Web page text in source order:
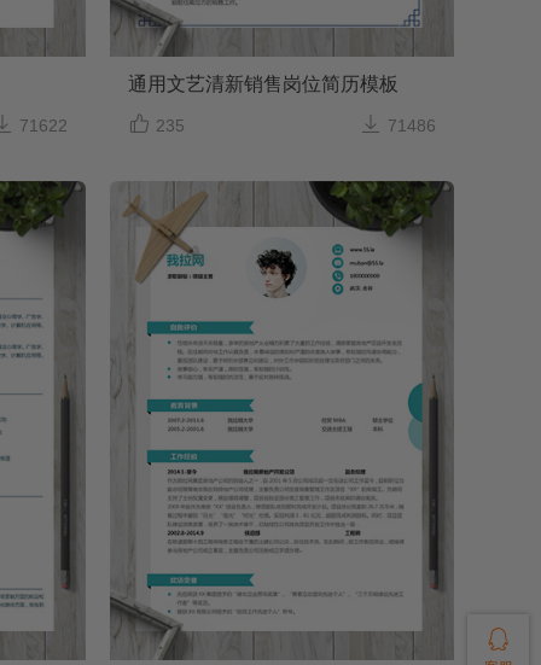
71622
通用文艺清新销售岗位简历模板
 235  71486
